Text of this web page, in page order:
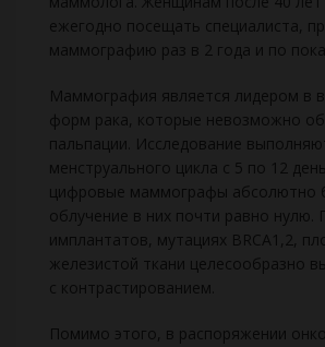
ежегодно посещать специалиста,
маммографию раз в 2 года и по
Маммография является лидером в
форм рака, которые невозможно
пальпации. Исследование
менструального цикла с 5 по 12
цифровые маммографы абсолютно
облучение в них почти равно нулю.
имплантатов, мутациях BRCA1,2,
железистой ткани целесообразно
с контрастированием.
Помимо этого, в распоряжении